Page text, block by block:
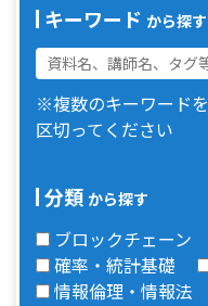
キーワード から探す
※複数のキーワード
区切ってください
分類 から探す
ブロックチェーン
確率・統計基礎
情報倫理・情報法